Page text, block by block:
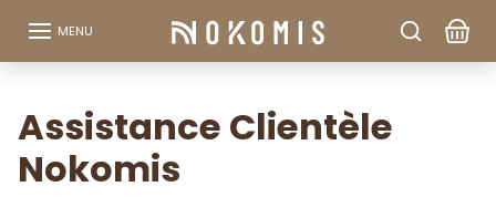
MENU
Assistance Clientèle
Nokomis